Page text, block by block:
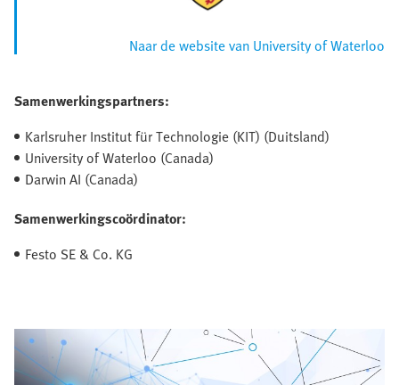
Naar de website van University of Waterloo
Samenwerkingspartners:
Karlsruher Institut für Technologie (KIT) (Duitsland)
University of Waterloo (Canada)
Darwin AI (Canada)
Samenwerkingscoördinator:
Festo SE & Co. KG